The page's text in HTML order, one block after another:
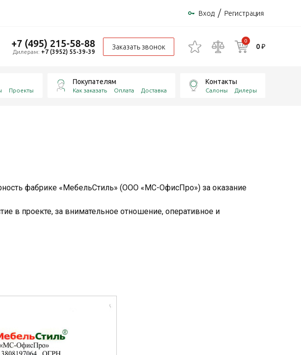
Вход / Регистрация
+7 (495) 215-58-88
Дилерам: +7 (3952) 55-39-39
Заказать звонок
0
0 ₽
Проекты
Покупателям
Как заказать Оплата Доставка
Контакты
Салоны Дилеры
фабрике «МебельСтиль» (ООО «МС-ОфисПро») за оказание
в проекте, за внимательное отношение, оперативное и